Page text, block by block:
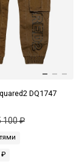
DQ1747
100 ₽
₽